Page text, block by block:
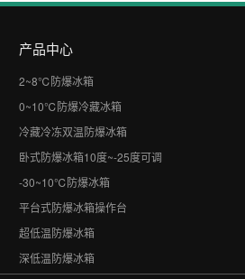
产品中心
2~8℃防爆冰箱
0~10℃防爆冷藏冰箱
冷藏冷冻双温防爆冰箱
卧式防爆冰箱10度~-25度可调
-30~10℃防爆冰箱
平台式防爆冰箱操作台
超低温防爆冰箱
深低温防爆冰箱